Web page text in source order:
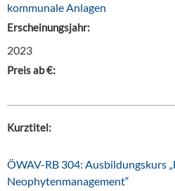
kommunale Anlagen
Erscheinungsjahr:
2023
Preis ab €:
Kurztitel:
ÖWAV-RB 304: Ausbildungskurs
Neophytenmanagement“